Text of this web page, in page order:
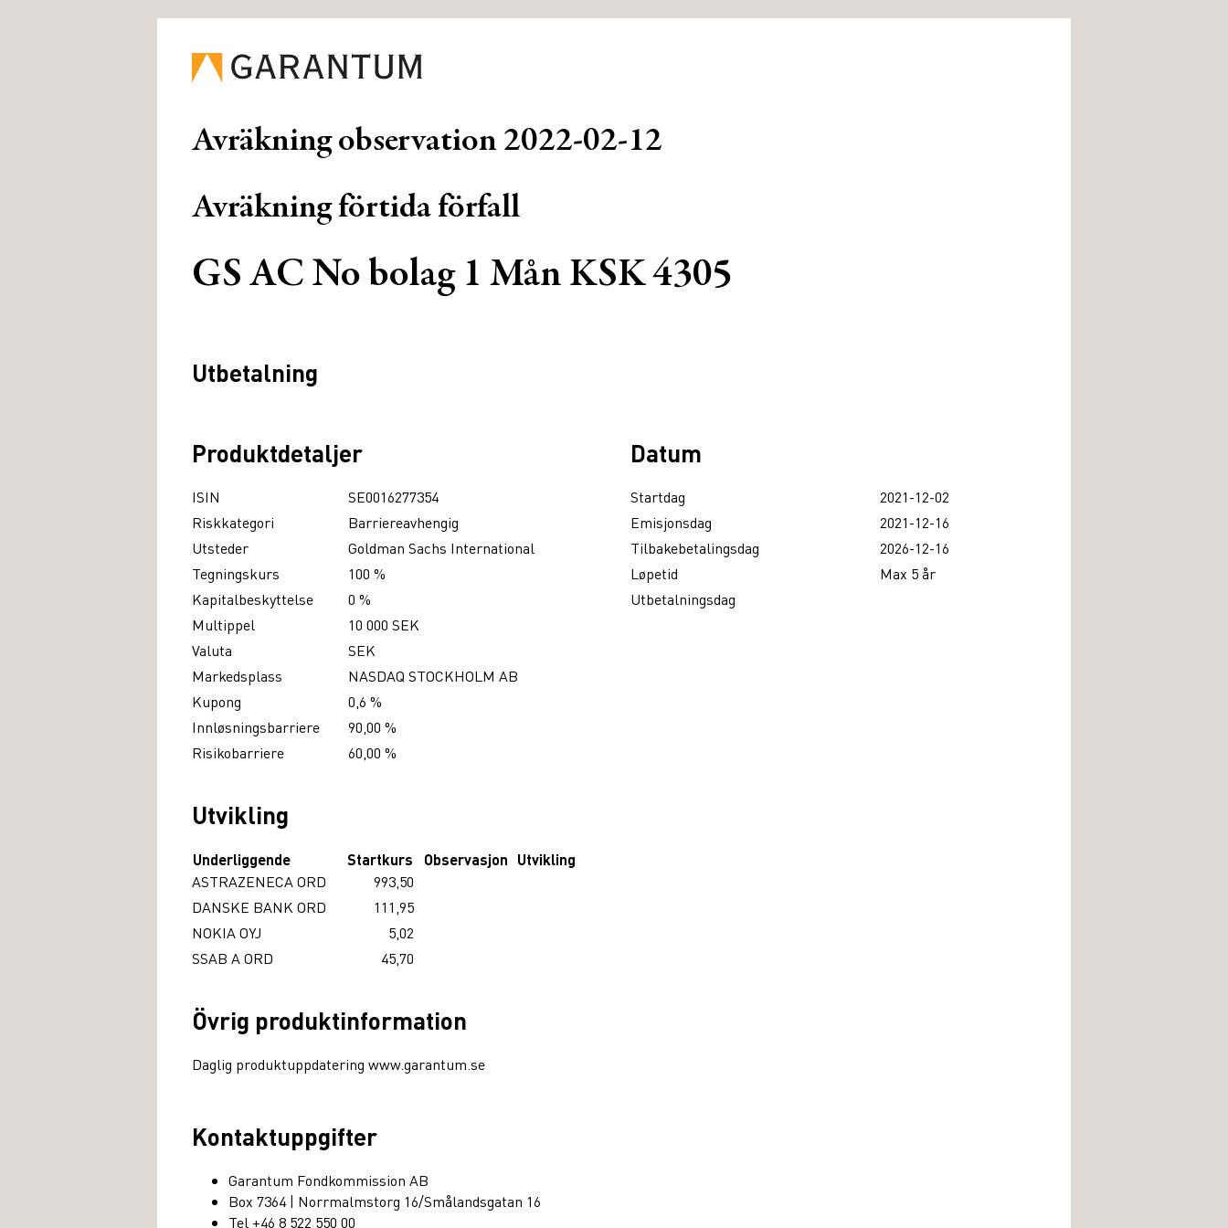
Avräkning observation 2022-02-12
Avräkning förtida förfall
GS AC No bolag 1 Mån KSK 4305
Utbetalning
Produktdetaljer
ISIN
SE0016277354
Riskkategori
Barriereavhengig
Utsteder
Goldman Sachs International
Tegningskurs
100 %
Kapitalbeskyttelse
0 %
Multippel
10 000 SEK
Valuta
SEK
Markedsplass
NASDAQ STOCKHOLM AB
Kupong
0,6 %
Innløsningsbarriere
90,00 %
Risikobarriere
60,00 %
Datum
Startdag
2021-12-02
Emisjonsdag
2021-12-16
Tilbakebetalingsdag
2026-12-16
Løpetid
Max 5 år
Utbetalningsdag
Utvikling
Underliggende Startkurs Observasjon Utvikling
ASTRAZENECA ORD
993,50
DANSKE BANK ORD
111,95
NOKIA OYJ
5,02
SSAB A ORD
45,70
Övrig produktinformation
Daglig produktuppdatering www.garantum.se
Kontaktuppgifter
Garantum Fondkommission AB
Box 7364 | Norrmalmstorg 16/Smålandsgatan 16
Tel +46 8 522 550 00